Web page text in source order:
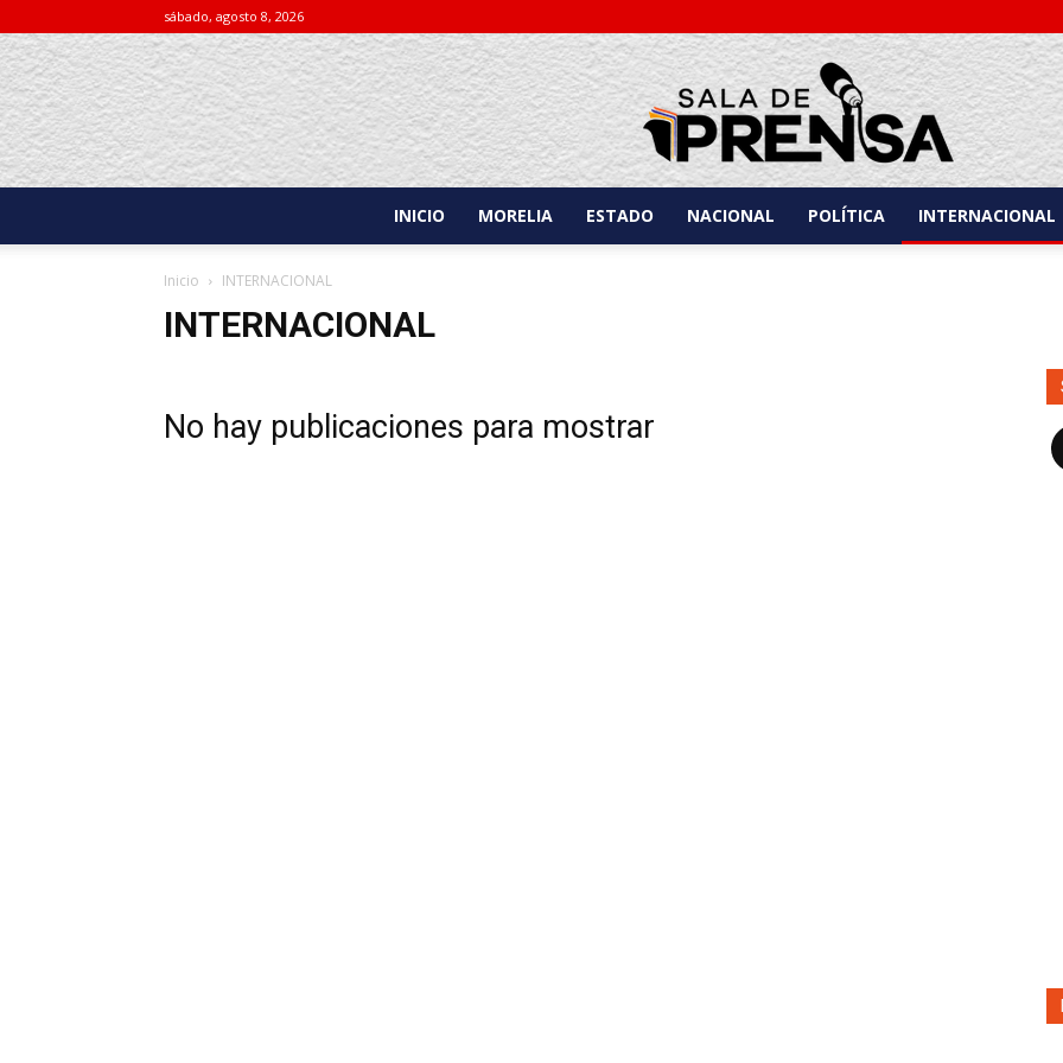
sábado, agosto 8, 2026
INICIO MORELIA ESTADO NACIONAL POLÍTICA INTERNACIONAL
Inicio INTERNACIONAL
INTERNACIONAL
No hay publicaciones para mostrar